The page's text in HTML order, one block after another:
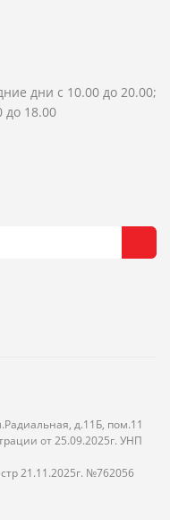
дни с 10.00 до 20.00;
до 18.00
д.11Б, пом.11
от 25.09.2025г. УНП
21.11.2025г. №762056